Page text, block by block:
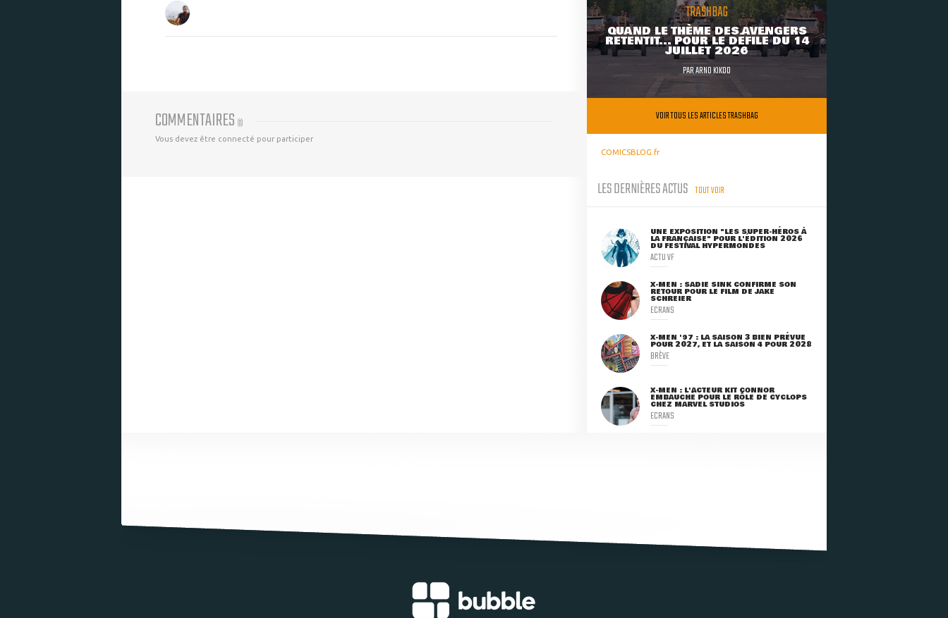
COMMENTAIRES (0)
Vous devez être connecté pour participer
TRASHBAG
QUAND LE THÈME DES AVENGERS
RETENTIT... POUR LE DÉFILÉ DU 14
JUILLET 2026
PARARNO KIKOO
VOIR TOUS LES ARTICLES TRASHBAG
COMICSBLOG.fr
LES DERNIÈRES ACTUS TOUT VOIR
UNE EXPOSITION "LES SUPER-HÉROS À
LA FRANÇAISE" POUR L'ÉDITION 2026
DU FESTIVAL HYPERMONDES
ACTU VF
X-MEN : SADIE SINK CONFIRME SON
RETOUR POUR LE FILM DE JAKE
SCHREIER
ECRANS
X-MEN '97 : LA SAISON 3 BIEN PRÉVUE
POUR 2027, ET LA SAISON 4 POUR 2028
BRÈVE
X-MEN : L'ACTEUR KIT CONNOR
EMBAUCHÉ POUR LE RÔLE DE CYCLOPS
CHEZ MARVEL STUDIOS
ECRANS